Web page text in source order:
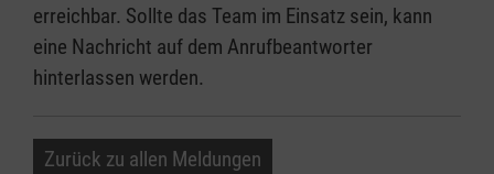
erreichbar. Sollte das Team im Einsatz sein, kann
eine Nachricht auf dem Anrufbeantworter
hinterlassen werden.
Zurück zu allen Meldungen